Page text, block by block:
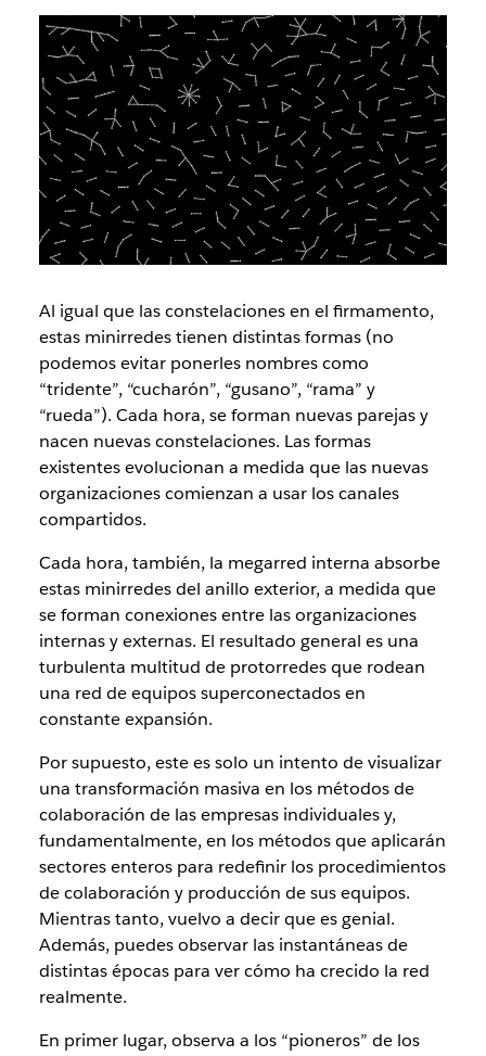
Al igual que las constelaciones en el firmamento,
estas minirredes tienen distintas formas (no
podemos evitar ponerles nombres como
“tridente”, “cucharón”, “gusano”, “rama” y
“rueda”). Cada hora, se forman nuevas parejas y
nacen nuevas constelaciones. Las formas
existentes evolucionan a medida que las nuevas
organizaciones comienzan a usar los canales
compartidos.
Cada hora, también, la megarred interna absorbe
estas minirredes del anillo exterior, a medida que
se forman conexiones entre las organizaciones
internas y externas. El resultado general es una
turbulenta multitud de protorredes que rodean
una red de equipos superconectados en
constante expansión.
Por supuesto, este es solo un intento de visualizar
una transformación masiva en los métodos de
colaboración de las empresas individuales y,
fundamentalmente, en los métodos que aplicarán
sectores enteros para redefinir los procedimientos
de colaboración y producción de sus equipos.
Mientras tanto, vuelvo a decir que es genial.
Además, puedes observar las instantáneas de
distintas épocas para ver cómo ha crecido la red
realmente.
En primer lugar, observa a los “pioneros” de los